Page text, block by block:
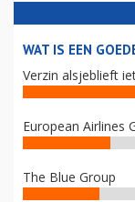
WAT IS EEN
Verzin alsjeblieft
European Airlines
The Blue Group